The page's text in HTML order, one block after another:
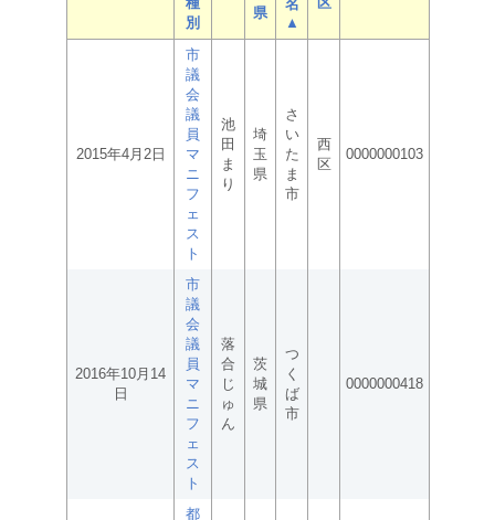
別
県
名
▲
2015年4月2日
市
議
会
議
員
マ
ニ
フ
ェ
ス
ト
池
田
ま
り
埼
玉
県
さ
い
た
ま
市
西
区
0000000103
2016年10月14
日
市
議
会
議
員
マ
ニ
フ
ェ
ス
ト
落
合
じ
ゅ
ん
茨
城
県
つ
く
ば
市
0000000418
都